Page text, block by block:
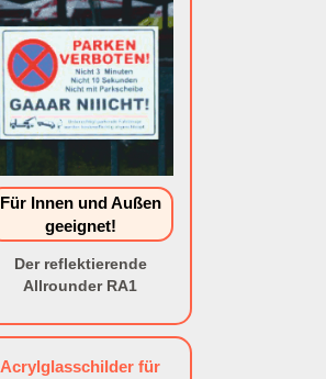
Für Innen und Außen
geeignet!
Der reflektierende
Allrounder RA1
Acrylglasschilder für